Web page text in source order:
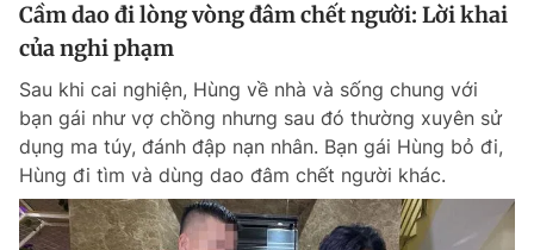
Cầm dao đi lòng vòng đâm chết người: Lời khai
của nghi phạm
Sau khi cai nghiện, Hùng về nhà và sống chung với
bạn gái như vợ chồng nhưng sau đó thường xuyên sử
dụng ma túy, đánh đập nạn nhân. Bạn gái Hùng bỏ đi,
Hùng đi tìm và dùng dao đâm chết người khác.